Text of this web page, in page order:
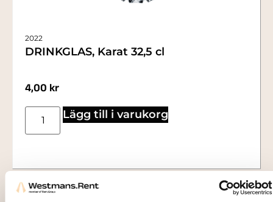
2022
DRINKGLAS, Karat 32,5 cl
4,00 kr
Lägg till i varukorg